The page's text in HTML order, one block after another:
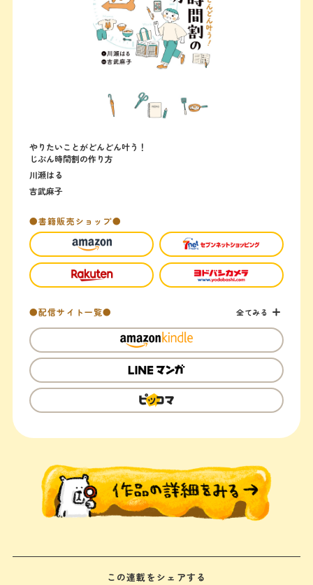
やりたいことがどんどん叶う！
じぶん時間割の作り方
川瀬はる
吉武麻子
●書籍販売ショップ●
●配信サイト一覧● 全てみる
この連載をシェアする